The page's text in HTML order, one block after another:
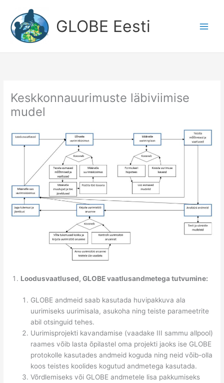
content
GLOBE Eesti
Keskkonnauurimuste läbiviimise
mudel
Loodusvaatlused, GLOBE vaatlusandmetega tutvumine:
GLOBE andmeid saab kasutada huvipakkuva ala
uurimiseks uurimisala, asukoha ning teiste parameetrite
abil otsinguid tehes.
Uurimisprojekti kavandamise (vaadake III sammu allpool)
raames võib lasta õpilastel oma projekti jaoks ise GLOBE
protokolle kasutades andmeid koguda ning neid võib-olla
koos teistes koolides kogutud andmetega kasutada.
Võrdlemiseks või GLOBE andmetele lisa pakkumiseks